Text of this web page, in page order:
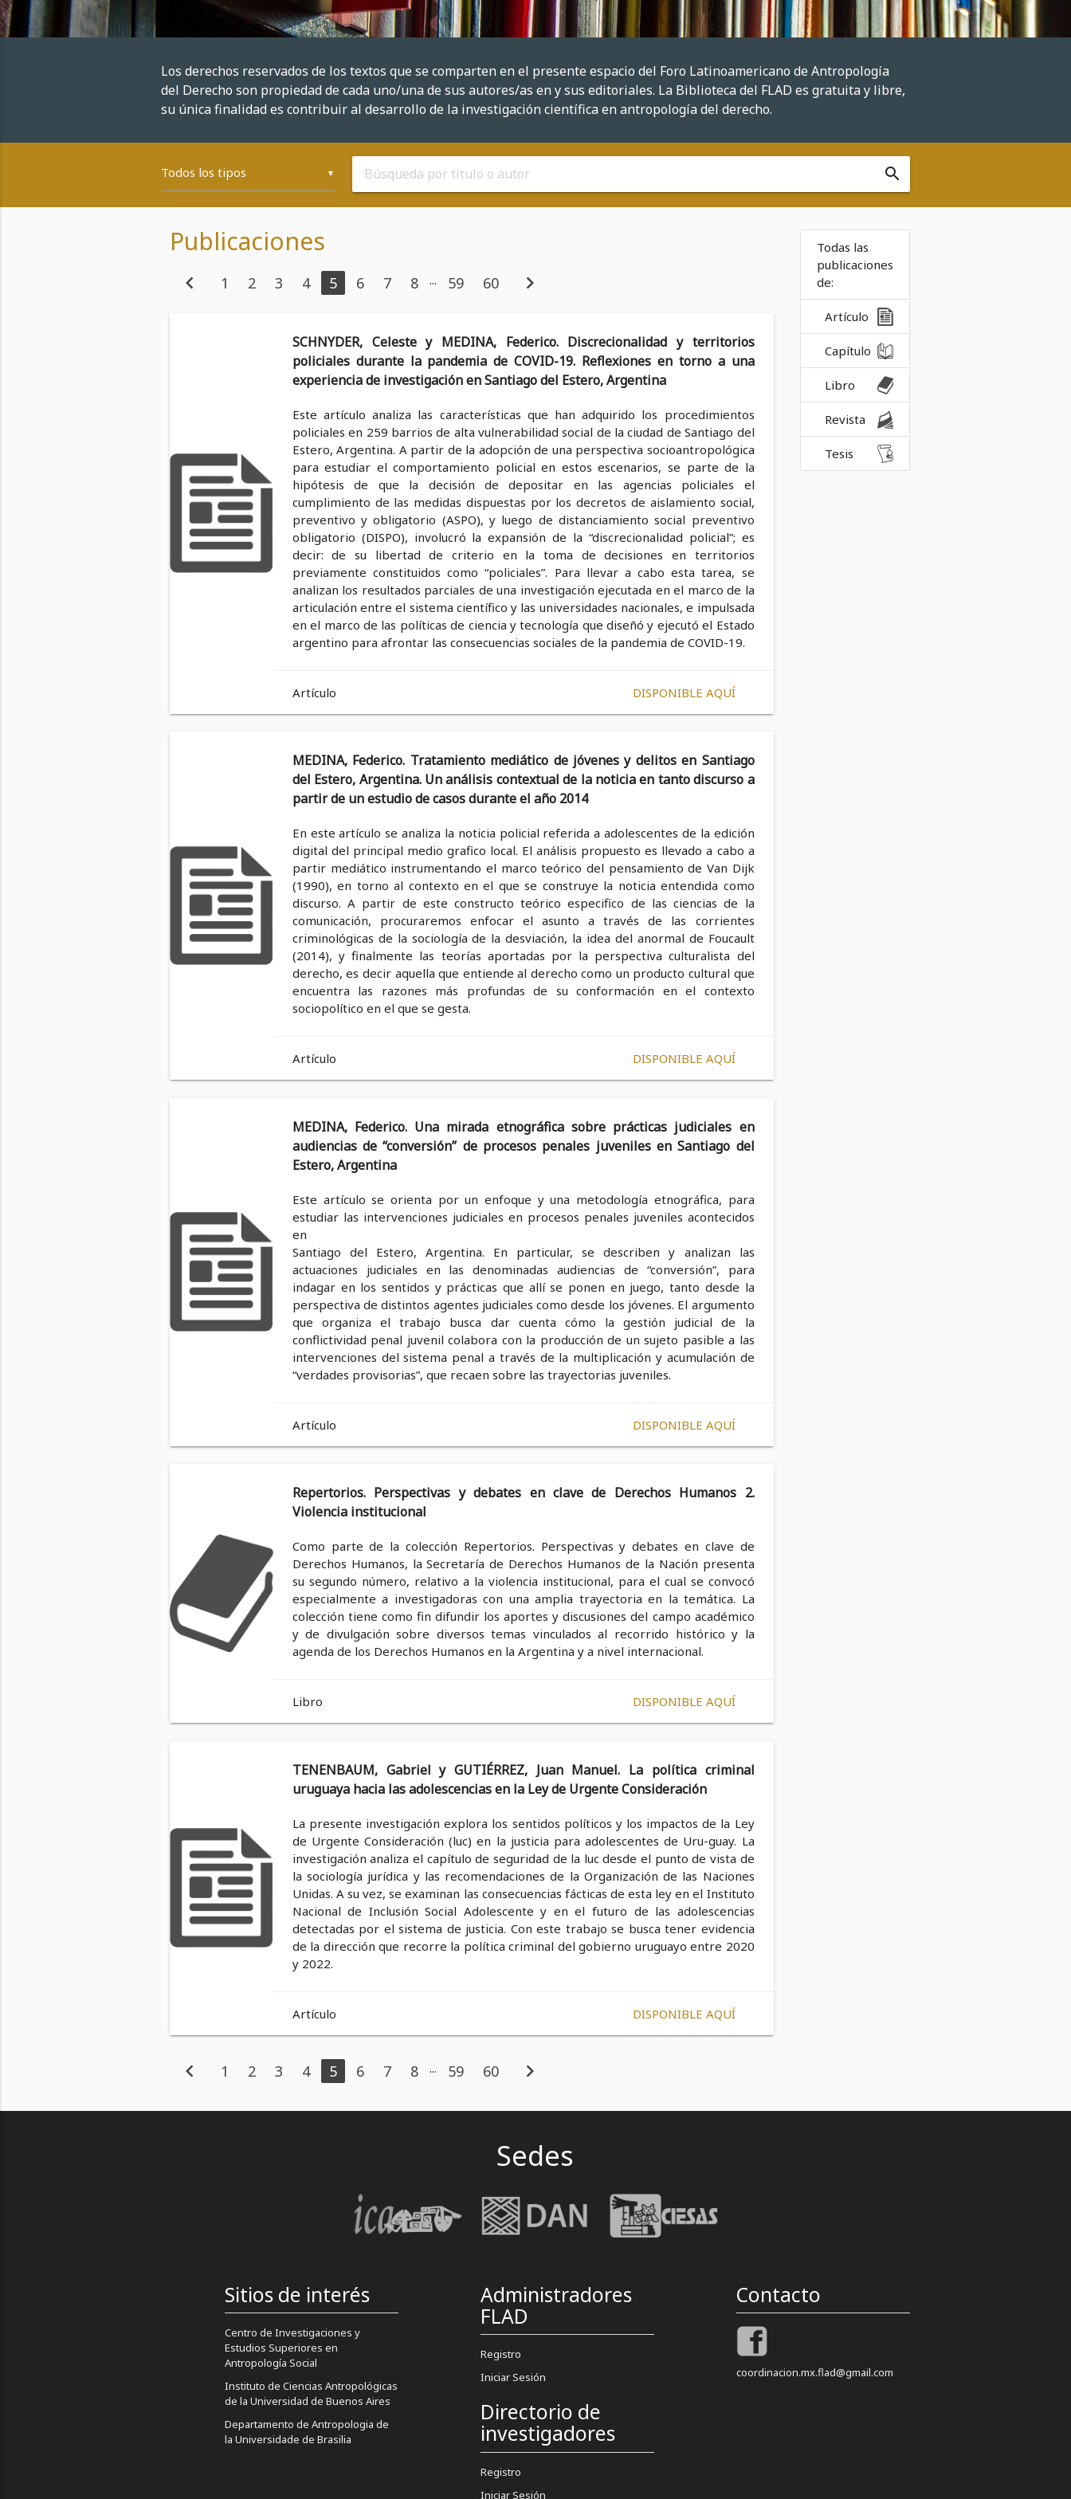
Los derechos reservados de los textos que se comparten en el presente espacio del Foro Latinoamericano de Antropología
del Derecho son propiedad de cada uno/una de sus autores/as en y sus editoriales. La Biblioteca del FLAD es gratuita y libre,
su única finalidad es contribuir al desarrollo de la investigación científica en antropología del derecho.
▼ search
Publicaciones
chevron_left 1 2 3 4 5 6 7 8 ... 59 60 chevron_right
SCHNYDER, Celeste y MEDINA, Federico. Discrecionalidad y territorios
policiales durante la pandemia de COVID-19. Reflexiones en torno a una
experiencia de investigación en Santiago del Estero, Argentina
Este artículo analiza las características que han adquirido los procedimientos
policiales en 259 barrios de alta vulnerabilidad social de la ciudad de Santiago del
Estero, Argentina. A partir de la adopción de una perspectiva socioantropológica
para estudiar el comportamiento policial en estos escenarios, se parte de la
hipótesis de que la decisión de depositar en las agencias policiales el
cumplimiento de las medidas dispuestas por los decretos de aislamiento social,
preventivo y obligatorio (ASPO), y luego de distanciamiento social preventivo
obligatorio (DISPO), involucró la expansión de la “discrecionalidad policial”; es
decir: de su libertad de criterio en la toma de decisiones en territorios
previamente constituidos como “policiales”. Para llevar a cabo esta tarea, se
analizan los resultados parciales de una investigación ejecutada en el marco de la
articulación entre el sistema científico y las universidades nacionales, e impulsada
en el marco de las políticas de ciencia y tecnología que diseñó y ejecutó el Estado
argentino para afrontar las consecuencias sociales de la pandemia de COVID-19.
Artículo DISPONIBLE AQUÍ
MEDINA, Federico. Tratamiento mediático de jóvenes y delitos en Santiago
del Estero, Argentina. Un análisis contextual de la noticia en tanto discurso a
partir de un estudio de casos durante el año 2014
En este artículo se analiza la noticia policial referida a adolescentes de la edición
digital del principal medio grafico local. El análisis propuesto es llevado a cabo a
partir mediático instrumentando el marco teórico del pensamiento de Van Dijk
(1990), en torno al contexto en el que se construye la noticia entendida como
discurso. A partir de este constructo teórico especifico de las ciencias de la
comunicación, procuraremos enfocar el asunto a través de las corrientes
criminológicas de la sociología de la desviación, la idea del anormal de Foucault
(2014), y finalmente las teorías aportadas por la perspectiva culturalista del
derecho, es decir aquella que entiende al derecho como un producto cultural que
encuentra las razones más profundas de su conformación en el contexto
sociopolítico en el que se gesta.
Artículo DISPONIBLE AQUÍ
MEDINA, Federico. Una mirada etnográfica sobre prácticas judiciales en
audiencias de “conversión” de procesos penales juveniles en Santiago del
Estero, Argentina
Este artículo se orienta por un enfoque y una metodología etnográfica, para
estudiar las intervenciones judiciales en procesos penales juveniles acontecidos
en
Santiago del Estero, Argentina. En particular, se describen y analizan las
actuaciones judiciales en las denominadas audiencias de “conversión”, para
indagar en los sentidos y prácticas que allí se ponen en juego, tanto desde la
perspectiva de distintos agentes judiciales como desde los jóvenes. El argumento
que organiza el trabajo busca dar cuenta cómo la gestión judicial de la
conflictividad penal juvenil colabora con la producción de un sujeto pasible a las
intervenciones del sistema penal a través de la multiplicación y acumulación de
“verdades provisorias”, que recaen sobre las trayectorias juveniles.
Artículo DISPONIBLE AQUÍ
Repertorios. Perspectivas y debates en clave de Derechos Humanos 2.
Violencia institucional
Como parte de la colección Repertorios. Perspectivas y debates en clave de
Derechos Humanos, la Secretaría de Derechos Humanos de la Nación presenta
su segundo número, relativo a la violencia institucional, para el cual se convocó
especialmente a investigadoras con una amplia trayectoria en la temática. La
colección tiene como fin difundir los aportes y discusiones del campo académico
y de divulgación sobre diversos temas vinculados al recorrido histórico y la
agenda de los Derechos Humanos en la Argentina y a nivel internacional.
Libro DISPONIBLE AQUÍ
TENENBAUM, Gabriel y GUTIÉRREZ, Juan Manuel. La política criminal
uruguaya hacia las adolescencias en la Ley de Urgente Consideración
La presente investigación explora los sentidos políticos y los impactos de la Ley
de Urgente Consideración (luc) en la justicia para adolescentes de Uru-guay. La
investigación analiza el capítulo de seguridad de la luc desde el punto de vista de
la sociología jurídica y las recomendaciones de la Organización de las Naciones
Unidas. A su vez, se examinan las consecuencias fácticas de esta ley en el Instituto
Nacional de Inclusión Social Adolescente y en el futuro de las adolescencias
detectadas por el sistema de justicia. Con este trabajo se busca tener evidencia
de la dirección que recorre la política criminal del gobierno uruguayo entre 2020
y 2022.
Artículo DISPONIBLE AQUÍ
chevron_left 1 2 3 4 5 6 7 8 ... 59 60 chevron_right
Todas las
publicaciones
de:
Artículo
Capítulo
Libro
Revista
Tesis
Sedes
Sitios de interés
Centro de Investigaciones y
Estudios Superiores en
Antropología Social
Instituto de Ciencias Antropológicas
de la Universidad de Buenos Aires
Departamento de Antropologia de
la Universidade de Brasilia
Administradores
FLAD
Registro
Iniciar Sesión
Directorio de
investigadores
Registro
Iniciar Sesión
Contacto
coordinacion.mx.flad@gmail.com